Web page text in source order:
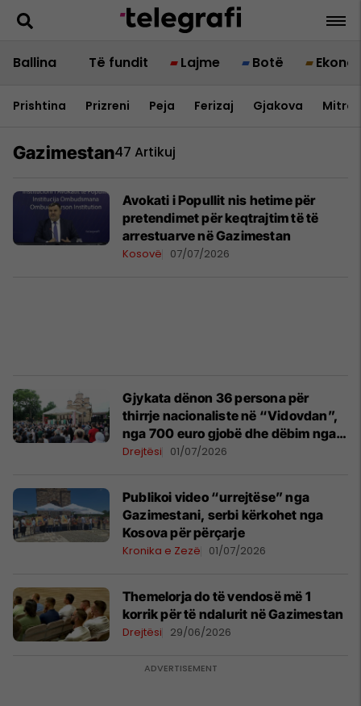
Ballina Të fundit Lajme Botë
Prishtina Prizreni Peja Ferizaj Gjakova
Gazimestan47 Artikuj
Avokati i Popullit nis hetime për
pretendimet për keqtrajtim të të
arrestuarve në Gazimestan
Kosovë 07/07/2026
Gjykata dënon 36 persona për
thirrje nacionaliste në “Vidovdan”,
nga 700 euro gjobë dhe dëbim nga
Kosova
Drejtësi 01/07/2026
​Publikoi video “urrejtëse” nga
Gazimestani, serbi kërkohet nga
Kosova për përçarje
Kronika e Zezë 01/07/2026
Themelorja do të vendosë më 1
korrik për të ndalurit në Gazimestan
Drejtësi 29/06/2026